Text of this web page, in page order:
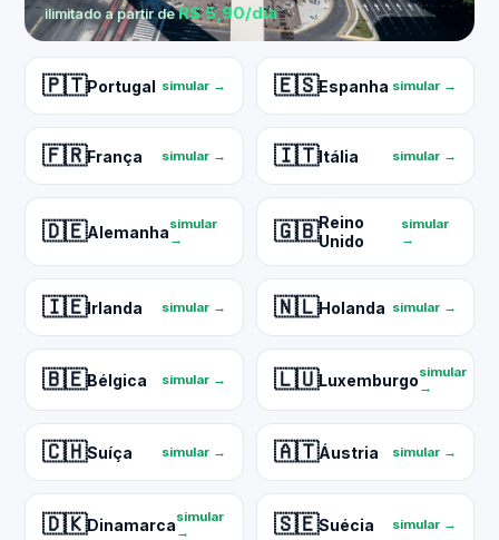
ilimitado a partir deR$ 5,90/dia
🇵🇹Portugal simular → 🇪🇸Espanha simular →
🇫🇷França simular → 🇮🇹Itália simular →
🇩🇪Alemanhasimular
→
🇬🇧Reino
Unido
simular
→
🇮🇪Irlanda simular → 🇳🇱Holanda simular →
🇧🇪Bélgica simular → 🇱🇺Luxemburgosimular
→
🇨🇭Suíça simular → 🇦🇹Áustria simular →
🇩🇰Dinamarcasimular
→
🇸🇪Suécia simular →